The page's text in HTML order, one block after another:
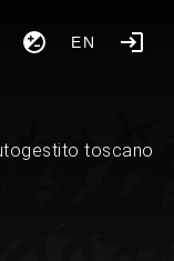
EN
toscano